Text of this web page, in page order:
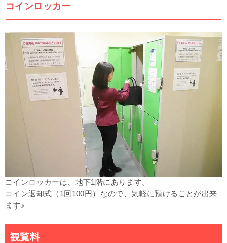
コインロッカー
コインロッカーは、地下1階にあります。
コイン返却式（1回100円）なので、気軽に預けることが出来
ます♪
観覧料